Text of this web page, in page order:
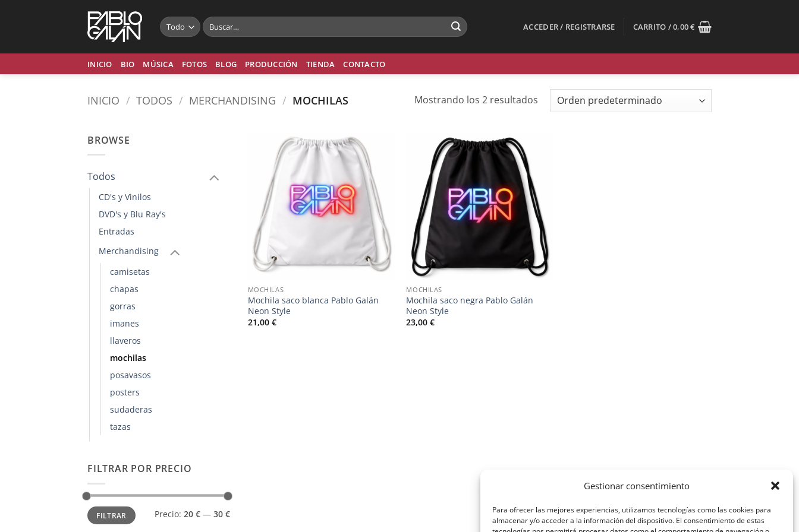
Gestionar consentimiento
Para ofrecer las mejores experiencias, utilizamos tecnologías como las cookies para
almacenar y/o acceder a la información del dispositivo. El consentimiento de estas
Buscar
por:
ACCEDER / REGISTRARSE CARRITO /0,00€
INICIO BIO MÚSICA FOTOS BLOG PRODUCCIÓN TIENDA CONTACTO
INICIO / TODOS / MERCHANDISING / MOCHILAS Mostrando los 2 resultados
BROWSE
Todos
CD's y Vinilos
DVD's y Blu Ray's
Entradas
Merchandising
camisetas
chapas
gorras
imanes
llaveros
mochilas
posavasos
posters
sudaderas
tazas
FILTRAR POR PRECIO
Precio
mínimo
Precio
máximo
FILTRAR Precio: 20 € — 30 €
Añadir
a la
lista de
deseos
MOCHILAS
Mochila saco blanca Pablo Galán
Neon Style
21,00 €
Añadir
a la
lista de
deseos
MOCHILAS
Mochila saco negra Pablo Galán
Neon Style
23,00€